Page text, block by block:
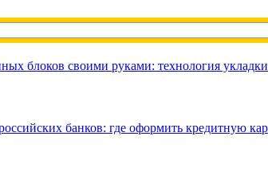
блоков своими руками: технология укладки
банков: где оформить кредитную